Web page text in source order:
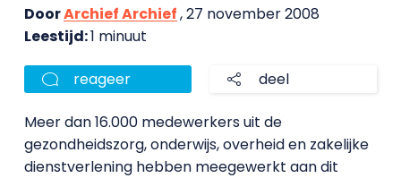
DoorArchief Archief, 27 november 2008
Leestijd:1 minuut
reageer deel
Meer dan 16.000 medewerkers uit de
gezondheidszorg, onderwijs, overheid en zakelijke
dienstverlening hebben meegewerkt aan dit